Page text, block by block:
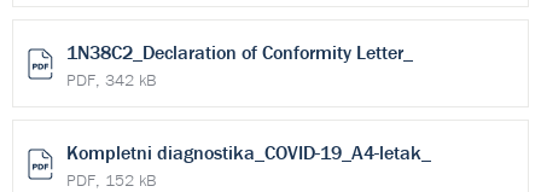
1N38C2_Declaration of Conformity Letter_
PDF, 342 kB
Kompletni diagnostika_COVID-19_A4-letak_
PDF, 152 kB